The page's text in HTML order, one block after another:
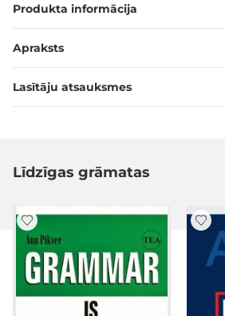
Produkta informācija
Apraksts
Lasītāju atsauksmes
Līdzīgas grāmatas